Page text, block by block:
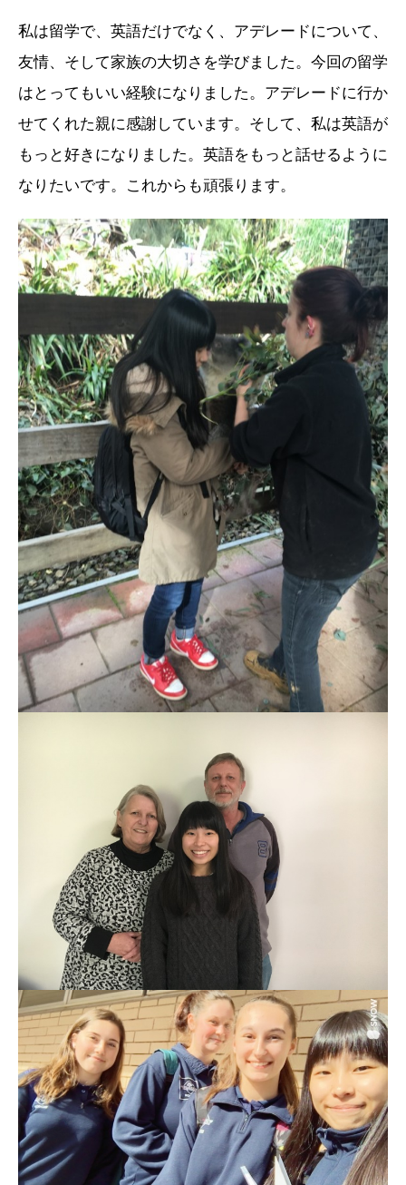
私は留学で、英語だけでなく、アデレードについて、
友情、そして家族の大切さを学びました。今回の留学
はとってもいい経験になりました。アデレードに行か
せてくれた親に感謝しています。そして、私は英語が
もっと好きになりました。英語をもっと話せるように
なりたいです。これからも頑張ります。